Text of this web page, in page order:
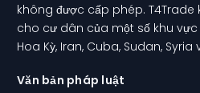
không được cấp phép.
cho cư dân của một số khu
Hoa Kỳ, Iran, Cuba, Sudan, Syria
Văn bản pháp luật